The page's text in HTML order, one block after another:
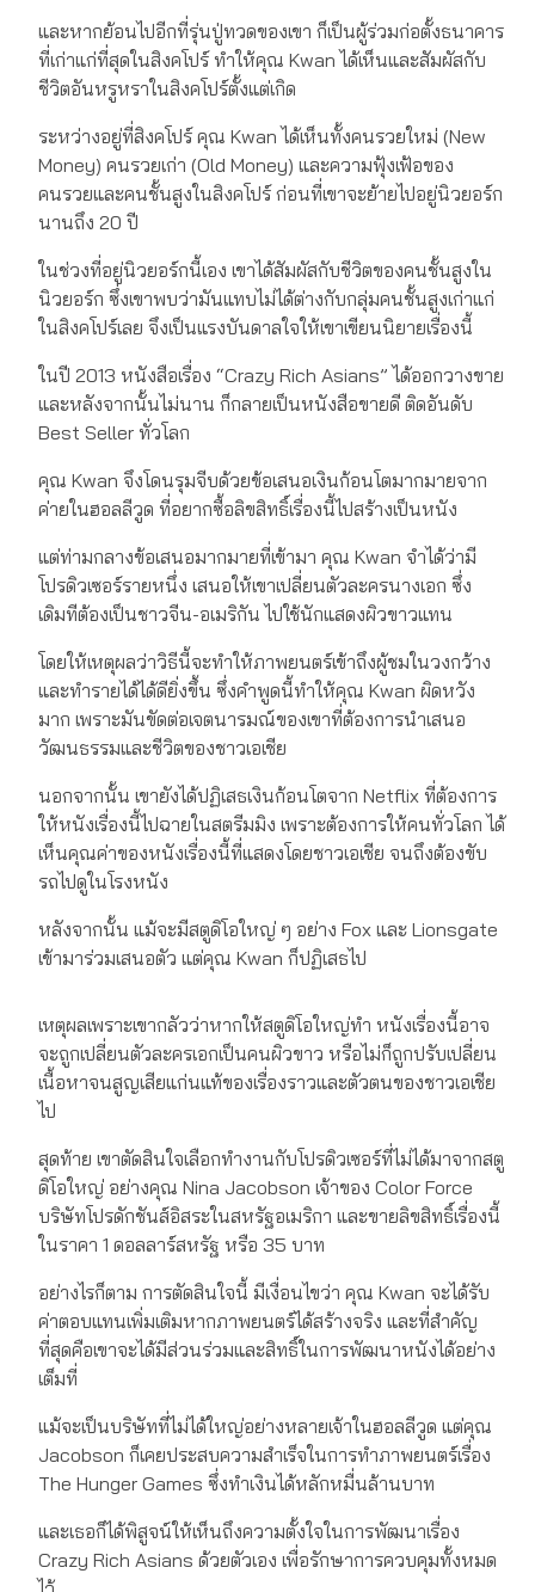
และหากย้อนไปอีกที่รุ่นปู่ทวดของเขา ก็เป็นผู้ร่วมก่อตั้งธนาคาร
ที่เก่าแก่ที่สุดในสิงคโปร์ ทำให้คุณ Kwan ได้เห็นและสัมผัสกับ
ชีวิตอันหรูหราในสิงคโปร์ตั้งแต่เกิด
ระหว่างอยู่ที่สิงคโปร์ คุณ Kwan ได้เห็นทั้งคนรวยใหม่ (New
Money) คนรวยเก่า (Old Money) และความฟุ้งเฟ้อของ
คนรวยและคนชั้นสูงในสิงคโปร์ ก่อนที่เขาจะย้ายไปอยู่นิวยอร์ก
นานถึง 20 ปี
ในช่วงที่อยู่นิวยอร์กนี้เอง เขาได้สัมผัสกับชีวิตของคนชั้นสูงใน
นิวยอร์ก ซึ่งเขาพบว่ามันแทบไม่ได้ต่างกับกลุ่มคนชั้นสูงเก่าแก่
ในสิงคโปร์เลย จึงเป็นแรงบันดาลใจให้เขาเขียนนิยายเรื่องนี้
ในปี 2013 หนังสือเรื่อง “Crazy Rich Asians” ได้ออกวางขาย
และหลังจากนั้นไม่นาน ก็กลายเป็นหนังสือขายดี ติดอันดับ
Best Seller ทั่วโลก
คุณ Kwan จึงโดนรุมจีบด้วยข้อเสนอเงินก้อนโตมากมายจาก
ค่ายในฮอลลีวูด ที่อยากซื้อลิขสิทธิ์เรื่องนี้ไปสร้างเป็นหนัง
แต่ท่ามกลางข้อเสนอมากมายที่เข้ามา คุณ Kwan จำได้ว่ามี
โปรดิวเซอร์รายหนึ่ง เสนอให้เขาเปลี่ยนตัวละครนางเอก ซึ่ง
เดิมทีต้องเป็นชาวจีน-อเมริกัน ไปใช้นักแสดงผิวขาวแทน
โดยให้เหตุผลว่าวิธีนี้จะทำให้ภาพยนตร์เข้าถึงผู้ชมในวงกว้าง
และทำรายได้ได้ดียิ่งขึ้น ซึ่งคำพูดนี้ทำให้คุณ Kwan ผิดหวัง
มาก เพราะมันขัดต่อเจตนารมณ์ของเขาที่ต้องการนำเสนอ
วัฒนธรรมและชีวิตของชาวเอเชีย
นอกจากนั้น เขายังได้ปฏิเสธเงินก้อนโตจาก Netflix ที่ต้องการ
ให้หนังเรื่องนี้ไปฉายในสตรีมมิง เพราะต้องการให้คนทั่วโลก ได้
เห็นคุณค่าของหนังเรื่องนี้ที่แสดงโดยชาวเอเชีย จนถึงต้องขับ
รถไปดูในโรงหนัง
หลังจากนั้น แม้จะมีสตูดิโอใหญ่ ๆ อย่าง Fox และ Lionsgate
เข้ามาร่วมเสนอตัว แต่คุณ Kwan ก็ปฏิเสธไป
เหตุผลเพราะเขากลัวว่าหากให้สตูดิโอใหญ่ทำ หนังเรื่องนี้อาจ
จะถูกเปลี่ยนตัวละครเอกเป็นคนผิวขาว หรือไม่ก็ถูกปรับเปลี่ยน
เนื้อหาจนสูญเสียแก่นแท้ของเรื่องราวและตัวตนของชาวเอเชีย
ไป
สุดท้าย เขาตัดสินใจเลือกทำงานกับโปรดิวเซอร์ที่ไม่ได้มาจากสตู
ดิโอใหญ่ อย่างคุณ Nina Jacobson เจ้าของ Color Force
บริษัทโปรดักชันส์อิสระในสหรัฐอเมริกา และขายลิขสิทธิ์เรื่องนี้
ในราคา 1 ดอลลาร์สหรัฐ หรือ 35 บาท
อย่างไรก็ตาม การตัดสินใจนี้ มีเงื่อนไขว่า คุณ Kwan จะได้รับ
ค่าตอบแทนเพิ่มเติมหากภาพยนตร์ได้สร้างจริง และที่สำคัญ
ที่สุดคือเขาจะได้มีส่วนร่วมและสิทธิ์ในการพัฒนาหนังได้อย่าง
เต็มที่
แม้จะเป็นบริษัทที่ไม่ได้ใหญ่อย่างหลายเจ้าในฮอลลีวูด แต่คุณ
Jacobson ก็เคยประสบความสำเร็จในการทำภาพยนตร์เรื่อง
The Hunger Games ซึ่งทำเงินได้หลักหมื่นล้านบาท
และเธอก็ได้พิสูจน์ให้เห็นถึงความตั้งใจในการพัฒนาเรื่อง
Crazy Rich Asians ด้วยตัวเอง เพื่อรักษาการควบคุมทั้งหมด